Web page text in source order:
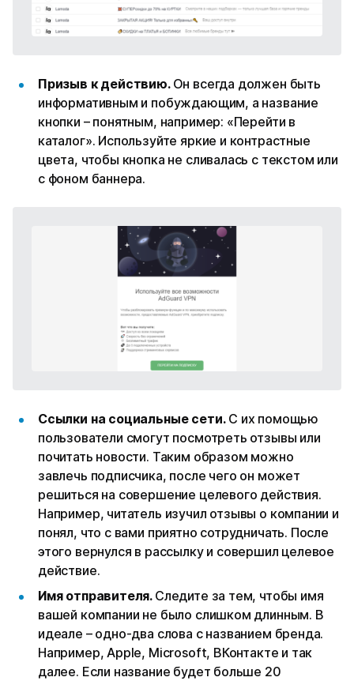
Призыв к действию. Он всегда должен быть
информативным и побуждающим, а название
кнопки – понятным, например: «Перейти в
каталог». Используйте яркие и контрастные
цвета, чтобы кнопка не сливалась с текстом или
с фоном баннера.
Ссылки на социальные сети.С их помощью
пользователи смогут посмотреть отзывы или
почитать новости. Таким образом можно
завлечь подписчика, после чего он может
решиться на совершение целевого действия.
Например, читатель изучил отзывы о компании и
понял, что с вами приятно сотрудничать. После
этого вернулся в рассылку и совершил целевое
действие.
Имя отправителя. Следите за тем, чтобы имя
вашей компании не было слишком длинным. В
идеале – одно-два слова с названием бренда.
Например, Apple, Microsoft, ВКонтакте и так
далее. Если название будет больше 20